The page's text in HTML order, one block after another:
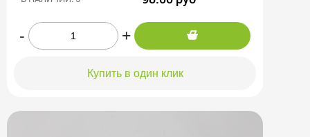
- +
Купить в один клик